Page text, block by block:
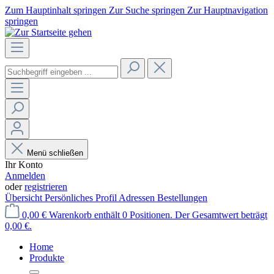
Zum Hauptinhalt springen Zur Suche springen Zur Hauptnavigation
springen
Menü schließen
Ihr Konto
Anmelden
oderregistrieren
Übersicht Persönliches Profil Adressen Bestellungen
0,00 € Warenkorb enthält 0 Positionen. Der Gesamtwert beträgt
0,00 €.
Home
Produkte